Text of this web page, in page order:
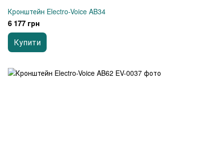
Кронштейн Electro-Voice AB34
6 177 грн
Купити